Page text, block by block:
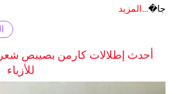
جا�... المزيد
أحدث إطلالات كارمن بصيبص
للأزياء